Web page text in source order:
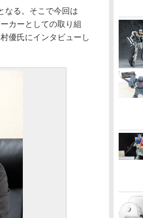
なる。そこで今回は
カーとしての取り組
優氏にインタビューし